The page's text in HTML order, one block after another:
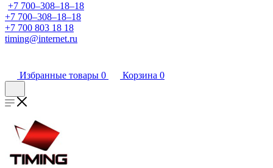
+7 700‒308‒18‒18
+7 700‒308‒18‒18
+7 700 803 18 18
timing@internet.ru
Избранные товары 0 Корзина 0